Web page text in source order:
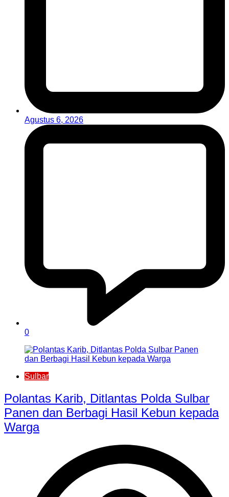
Agustus 6, 2026
0
Sulbar
Polantas Karib, Ditlantas Polda Sulbar
Panen dan Berbagi Hasil Kebun kepada
Warga